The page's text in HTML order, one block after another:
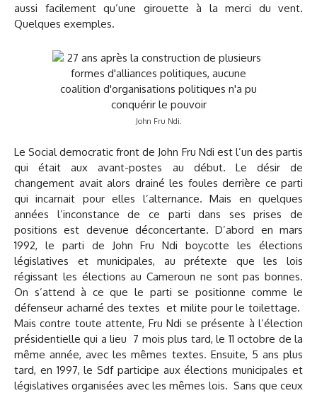
aussi facilement qu’une girouette à la merci du vent.
Quelques exemples.
John Fru Ndi.
Le Social democratic front de John Fru Ndi est l’un des partis
qui était aux avant-postes au début. Le désir de
changement avait alors drainé les foules derrière ce parti
qui incarnait pour elles l’alternance. Mais en quelques
années l’inconstance de ce parti dans ses prises de
positions est devenue déconcertante. D’abord en mars
1992, le parti de John Fru Ndi boycotte les élections
législatives et municipales, au prétexte que les lois
régissant les élections au Cameroun ne sont pas bonnes.
On s’attend à ce que le parti se positionne comme le
défenseur acharné des textes et milite pour le toilettage.
Mais contre toute attente, Fru Ndi se présente à l’élection
présidentielle qui a lieu 7 mois plus tard, le 11 octobre de la
même année, avec les mêmes textes. Ensuite, 5 ans plus
tard, en 1997, le Sdf participe aux élections municipales et
législatives organisées avec les mêmes lois. Sans que ceux